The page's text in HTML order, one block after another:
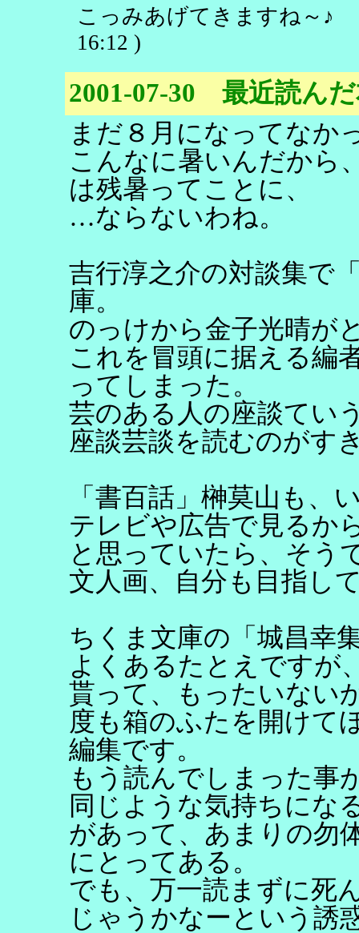
こっみあげてきますね～
16:12 )
2001-07-30 最近読ん
まだ８月になってなか
こんなに暑いんだから
は残暑ってことに、
…ならないわね。
吉行淳之介の対談集で
庫。
のっけから金子光晴が
これを冒頭に据える編
ってしまった。
芸のある人の座談てい
座談芸談を読むのがす
「書百話」榊莫山も、
テレビや広告で見るか
と思っていたら、そう
文人画、自分も目指し
ちくま文庫の「城昌幸
よくあるたとえですが
貰って、もったいない
度も箱のふたを開けて
編集です。
もう読んでしまった事
同じような気持ちにな
があって、あまりの勿
にとってある。
でも、万一読まずに死
じゃうかなーという誘